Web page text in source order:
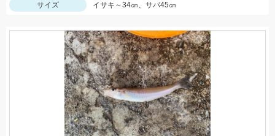
サイズ
イサキ～34㎝、サバ45㎝